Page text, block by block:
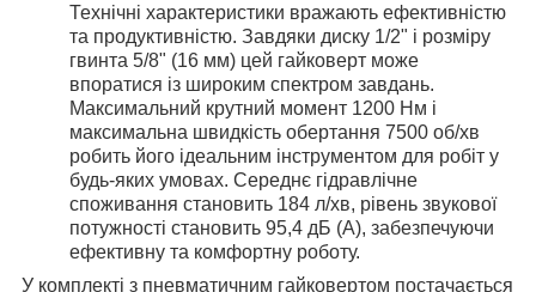
Технічні характеристики вражають ефективністю
та продуктивністю. Завдяки диску 1/2" і розміру
гвинта 5/8" (16 мм) цей гайковерт може
впоратися із широким спектром завдань.
Максимальний крутний момент 1200 Нм і
максимальна швидкість обертання 7500 об/хв
робить його ідеальним інструментом для робіт у
будь-яких умовах. Середнє гідравлічне
споживання становить 184 л/хв, рівень звукової
потужності становить 95,4 дБ (А), забезпечуючи
ефективну та комфортну роботу.
У комплекті з пневматичним гайковертом постачається